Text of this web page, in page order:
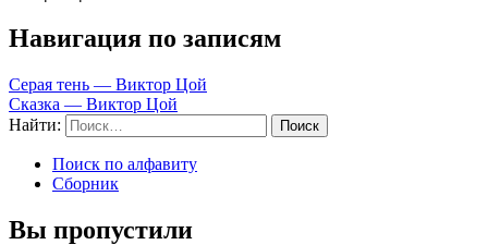
Навигация по записям
Серая тень — Виктор Цой
Сказка — Виктор Цой
Найти:
Поиск по алфавиту
Сборник
Вы пропустили